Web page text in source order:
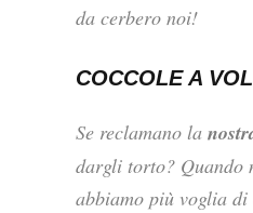
da cerbero noi!
COCCOLE A
Se reclamano la
dargli torto? Quando
abbiamo più voglia